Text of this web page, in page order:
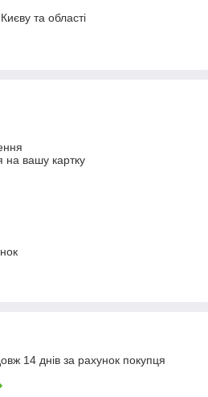
та області
на вашу картку
14 днів за рахунок покупця